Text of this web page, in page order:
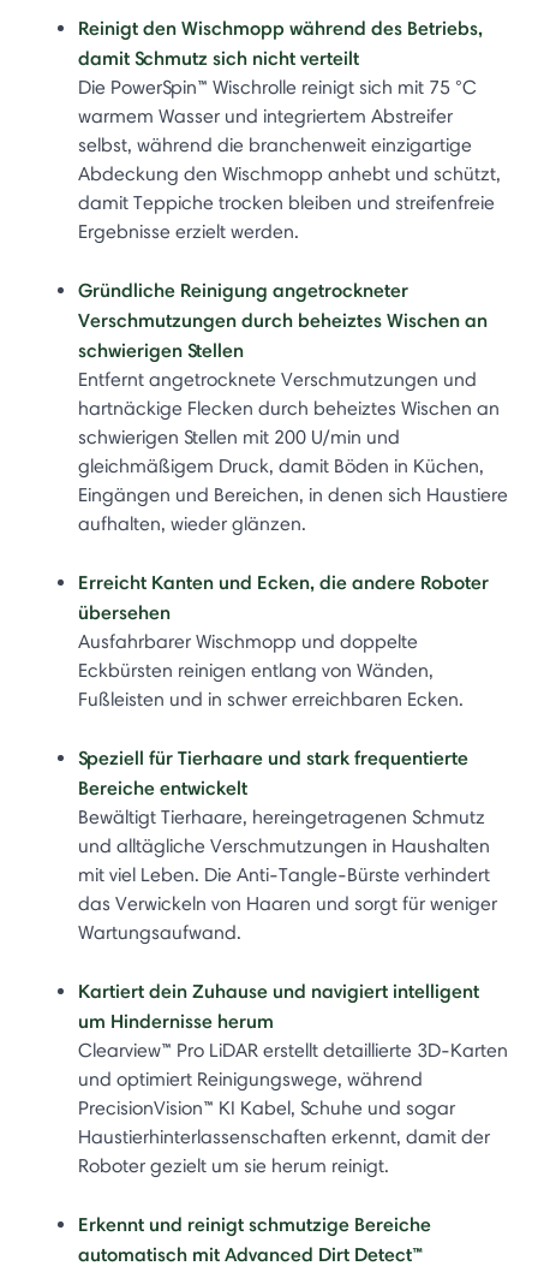
Reinigt den Wischmopp während des Betriebs,
damit Schmutz sich nicht verteilt
Die PowerSpin™ Wischrolle reinigt sich mit 75 °C
warmem Wasser und integriertem Abstreifer
selbst, während die branchenweit einzigartige
Abdeckung den Wischmopp anhebt und schützt,
damit Teppiche trocken bleiben und streifenfreie
Ergebnisse erzielt werden.
Gründliche Reinigung angetrockneter
Verschmutzungen durch beheiztes Wischen an
schwierigen Stellen
Entfernt angetrocknete Verschmutzungen und
hartnäckige Flecken durch beheiztes Wischen an
schwierigen Stellen mit 200 U/min und
gleichmäßigem Druck, damit Böden in Küchen,
Eingängen und Bereichen, in denen sich Haustiere
aufhalten, wieder glänzen.
Erreicht Kanten und Ecken, die andere Roboter
übersehen
Ausfahrbarer Wischmopp und doppelte
Eckbürsten reinigen entlang von Wänden,
Fußleisten und in schwer erreichbaren Ecken.
Speziell für Tierhaare und stark frequentierte
Bereiche entwickelt
Bewältigt Tierhaare, hereingetragenen Schmutz
und alltägliche Verschmutzungen in Haushalten
mit viel Leben. Die Anti-Tangle-Bürste verhindert
das Verwickeln von Haaren und sorgt für weniger
Wartungsaufwand.
Kartiert dein Zuhause und navigiert intelligent
um Hindernisse herum
Clearview™ Pro LiDAR erstellt detaillierte 3D-Karten
und optimiert Reinigungswege, während
PrecisionVision™ KI Kabel, Schuhe und sogar
Haustierhinterlassenschaften erkennt, damit der
Roboter gezielt um sie herum reinigt.
Erkennt und reinigt schmutzige Bereiche
automatisch mit Advanced Dirt Detect™